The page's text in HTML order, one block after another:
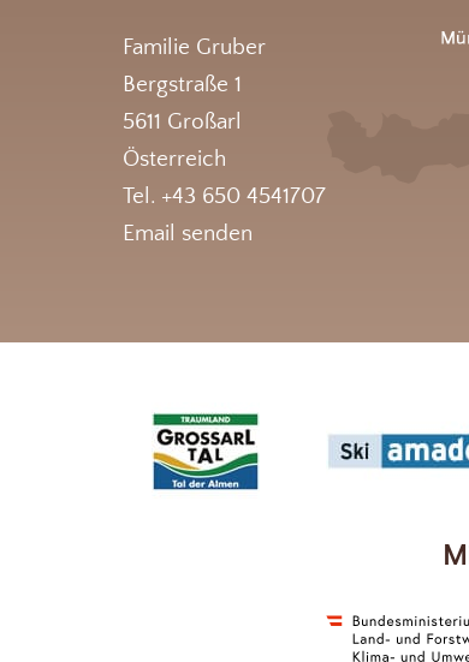
Familie Gruber
Bergstraße 1
5611 Großarl
Österreich
Tel. +43 650 4541707
Email senden